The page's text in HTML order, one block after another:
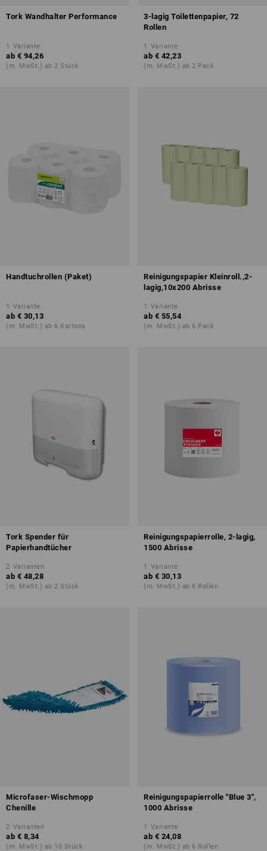
Tork Wandhalter Performance
1 Variante
ab € 94,26
(m. MwSt.) ab 2 Stück
3-lagig Toilettenpapier, 72
Rollen
1 Variante
ab € 42,23
(m. MwSt.) ab 2 Pack
Handtuchrollen (Paket)
1 Variante
ab € 30,13
(m. MwSt.) ab 6 Kartons
Reinigungspapier Kleinroll.,2-
lagig,10x200 Abrisse
1 Variante
ab € 55,54
(m. MwSt.) ab 6 Pack
Tork Spender für
Papierhandtücher
2 Varianten
ab € 48,28
(m. MwSt.) ab 2 Stück
Reinigungspapierrolle, 2-lagig,
1500 Abrisse
1 Variante
ab € 30,13
(m. MwSt.) ab 6 Rollen
Microfaser-Wischmopp
Chenille
2 Varianten
ab € 8,34
(m. MwSt.) ab 10 Stück
Reinigungspapierrolle "Blue 3",
1000 Abrisse
1 Variante
ab € 24,08
(m. MwSt.) ab 6 Rollen